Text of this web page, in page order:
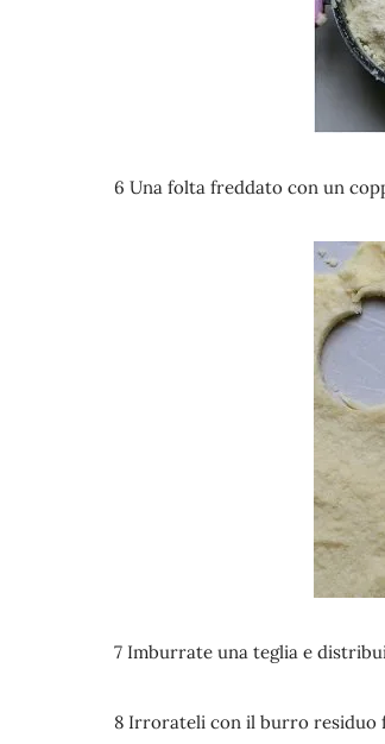
6 Una folta freddato con un
7 Imburrate una teglia e
8 Irrorateli con il burro residuo